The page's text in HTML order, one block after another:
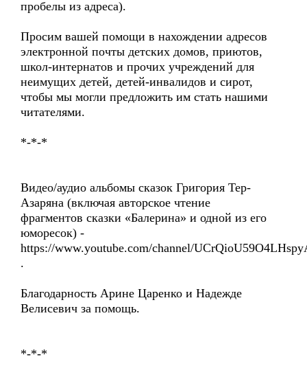
пробелы из адреса).
Просим вашей помощи в нахождении адресов
электронной почты детских домов, приютов,
школ-интернатов и прочих учреждений для
неимущих детей, детей-инвалидов и сирот,
чтобы мы могли предложить им стать нашими
читателями.
*-*-*
Видео/аудио альбомы сказок Григория Тер-
Азаряна (включая авторское чтение
фрагментов сказки «Балерина» и одной из его
юморесок) -
https://www.youtube.com/channel/
.
Благодарность Арине Царенко и Надежде
Велисевич за помощь.
*-*-*